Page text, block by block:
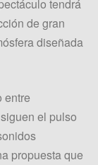
tendrá
de gran
diseñada
entre
el pulso
propuesta que